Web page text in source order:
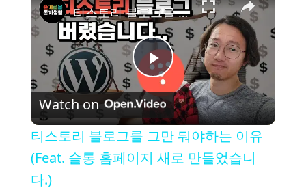
P
l
a
티스토리 블로그를 그만 둬야하는 이유 (Feat. 슬통 홈페이지 새로 만들었습니다.)
Watch on
티스토리 블로그를 그만 둬야하는 이유
(Feat. 슬통 홈페이지 새로 만들었습니
다.)